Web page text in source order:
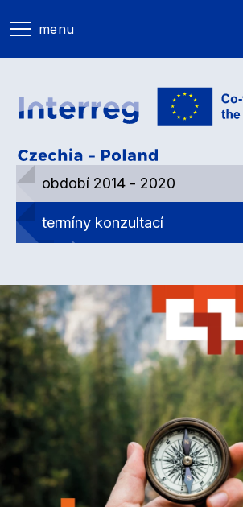
menu
období 2014 - 2020
termíny konzultací